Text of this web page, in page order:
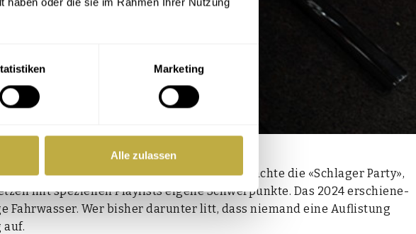
Marketing
Alle zulassen
den Erwei­te­run­gen zu tun. Den Anfang mach­te die «Schla­ger Par­ty»,
mit spe­zi­el­len Play­lists eige­ne Schwer­punk­te. Das 2024 erschie­ne­
Fahr­was­ser. Wer bis­her dar­un­ter litt, dass nie­mand eine Auf­lis­tung
auf.